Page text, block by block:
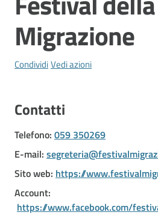
Modena
Argomenti
Migrazione
CondividiVedi azioni
Contatti
Telefono: 059 350269
E-mail:
Sito web: https://
Account:
https://www.facebook.com/